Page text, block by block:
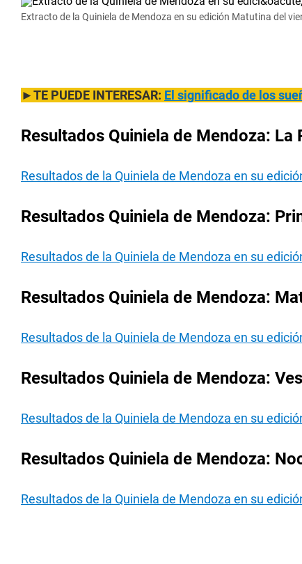
Extracto de la Quiniela de Mendoza en su edición Matutina del
►TE PUEDE INTERESAR: El significado de los
Resultados Quiniela de Mendoza:
Resultados de la Quiniela de Mendoza en su
Resultados Quiniela de Mendoza:
Resultados de la Quiniela de Mendoza en su
Resultados Quiniela de Mendoza:
Resultados de la Quiniela de Mendoza en su
Resultados Quiniela de Mendoza:
Resultados de la Quiniela de Mendoza en su
Resultados Quiniela de Mendoza:
Resultados de la Quiniela de Mendoza en su